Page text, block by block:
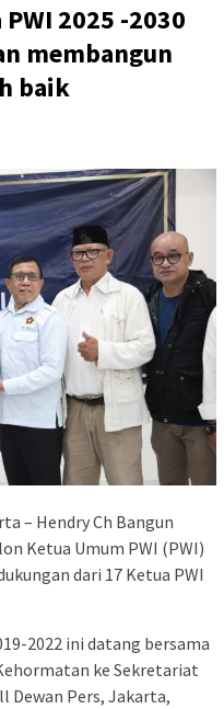
2025 -2030
membangun
baik
– Hendry Ch Bangun
Ketua Umum PWI (PWI)
dari 17 Ketua PWI
2022 ini datang bersama
ke Sekretariat
Dewan Pers, Jakarta,